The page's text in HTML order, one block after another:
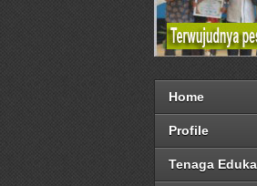
Home
Profile
Tenaga